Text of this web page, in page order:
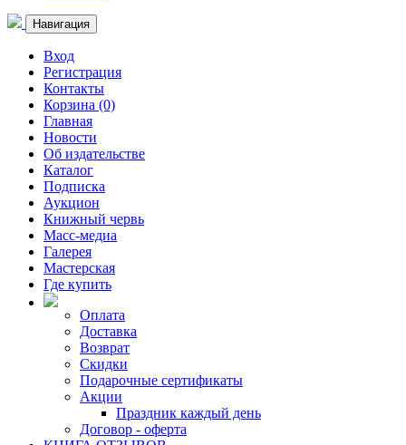
Навигация
Вход
Регистрация
Контакты
Корзина (0)
Главная
Новости
Об издательстве
Каталог
Подписка
Аукцион
Книжный червь
Масс-медиа
Галерея
Мастерская
Где купить
Оплата
Доставка
Возврат
Скидки
Подарочные сертификаты
Акции
Праздник каждый день
Договор - оферта